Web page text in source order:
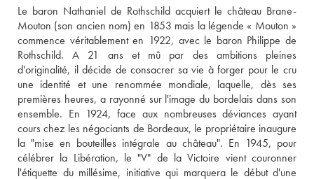
Le baron Nathaniel de Rothschild acquiert le château Brane-
Mouton (son ancien nom) en 1853 mais la légende « Mouton »
commence véritablement en 1922, avec le baron Philippe de
Rothschild. A 21 ans et mû par des ambitions pleines
d'originalité, il décide de consacrer sa vie à forger pour le cru
une identité et une renommée mondiale, laquelle, dès ses
premières heures, a rayonné sur l'image du bordelais dans son
ensemble. En 1924, face aux nombreuses déviances ayant
cours chez les négociants de Bordeaux, le propriétaire inaugure
la "mise en bouteilles intégrale au château". En 1945, pour
célébrer la Libération, le "V" de la Victoire vient couronner
l'étiquette du millésime, initiative qui marquera le début d'une